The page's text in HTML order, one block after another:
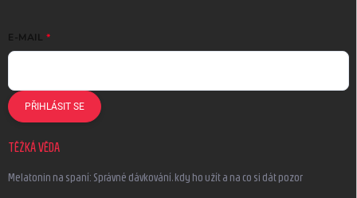
E-MAIL
PŘIHLÁSIT SE
TĚŽKÁ VĚDA
Melatonin na spaní: Správné dávkování, kdy ho užít a na co si dát pozor